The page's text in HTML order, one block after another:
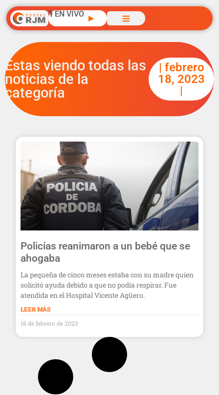
🎙️ EN VIVO ▶
Estas viendo todas las
noticias de la
categoría
| febrero
18, 2023
|
Policías reanimaron a un bebé que se
ahogaba
La pequeña de cinco meses estaba con su madre quien
solicitó ayuda debido a que no podía respirar. Fue
atendida en el Hospital Vicente Agüero.
LEER MÁS
18 de febrero de 2023